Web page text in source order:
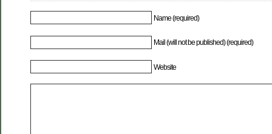
Name (required)
Mail (will not be published) (required)
Website